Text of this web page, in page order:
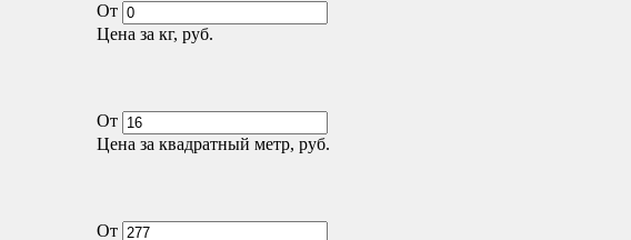
От
Цена за кг, руб.
От
Цена за квадратный метр, руб.
От